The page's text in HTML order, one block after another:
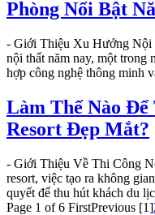
Phòng Nổi Bật
- Giới Thiệu Xu Hướng Nội
nội thất năm nay, một trong
hợp công nghệ thông minh
Làm Thế Nào
Resort Đẹp Mắt?
- Giới Thiệu Về Thi Công
resort, việc tạo ra không
quyết để thu hút khách du
Page 1 of 6 FirstPrevious [1]